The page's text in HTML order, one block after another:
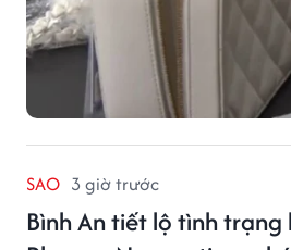
SAO 3 giờ trước
Bình An tiết lộ tình trạng